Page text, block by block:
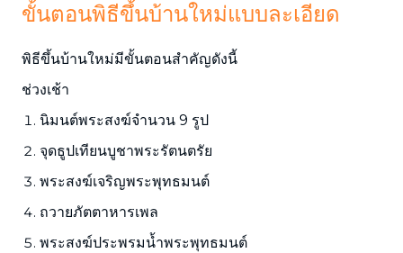
ขั้นตอนพิธีขึ้นบ้านใหม่แบบละเอียด
พิธีขึ้นบ้านใหม่มีขั้นตอนสำคัญดังนี้
ช่วงเช้า
นิมนต์พระสงฆ์จำนวน 9 รูป
จุดธูปเทียนบูชาพระรัตนตรัย
พระสงฆ์เจริญพระพุทธมนต์
ถวายภัตตาหารเพล
พระสงฆ์ประพรมน้ำพระพุทธมนต์